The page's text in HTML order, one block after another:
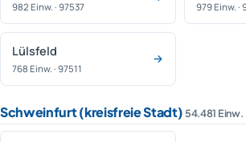
982 Einw. · 97537 979 Einw. ·
Lülsfeld
768 Einw. · 97511
Schweinfurt (kreisfreie Stadt)54.481 Einw.